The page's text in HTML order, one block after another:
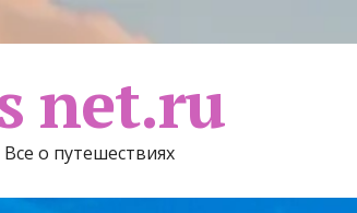
net.ru
о путешествиях